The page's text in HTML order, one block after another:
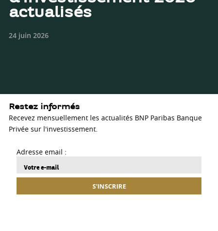
actualisés
24 juin 2026
Restez informés
Recevez mensuellement les actualités BNP Paribas Banque
Privée sur l'investissement.
Adresse email :
S'INSCRIRE